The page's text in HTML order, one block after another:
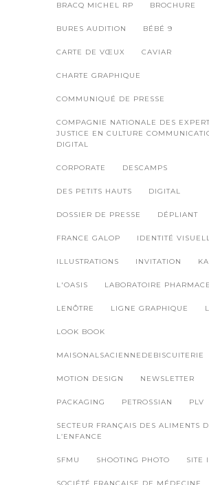
BRACQ MICHEL RP BROCHURE
BURES AUDITION BÉBÉ 9
CARTE DE VŒUX CAVIAR
CHARTE GRAPHIQUE
COMMUNIQUÉ DE PRESSE
COMPAGNIE NATIONALE DES
JUSTICE EN CULTURE
DIGITAL
CORPORATE DESCAMPS
DES PETITS HAUTS DIGITAL
DOSSIER DE PRESSE DÉPLIANT
FRANCE GALOP IDENTITÉ
ILLUSTRATIONS INVITATION
L'OASIS LABORATOIRE
LENÔTRE LIGNE GRAPHIQUE
LOOK BOOK
MAISONALSACIENNEDEBISCUITERIE
MOTION DESIGN NEWSLETTER
PACKAGING PETROSSIAN PLV
SECTEUR FRANÇAIS DES ALIMENTS
L’ENFANCE
SFMU SHOOTING PHOTO SITE